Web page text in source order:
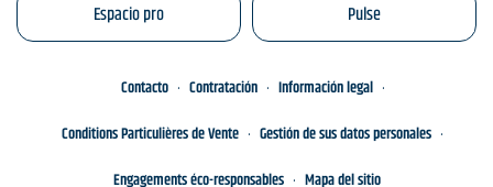
Espacio pro Pulse
Contacto Contratación
Información legal
Conditions Particulières de Vente
Gestión de sus datos personales
Engagements éco-responsables
Mapa del sitio